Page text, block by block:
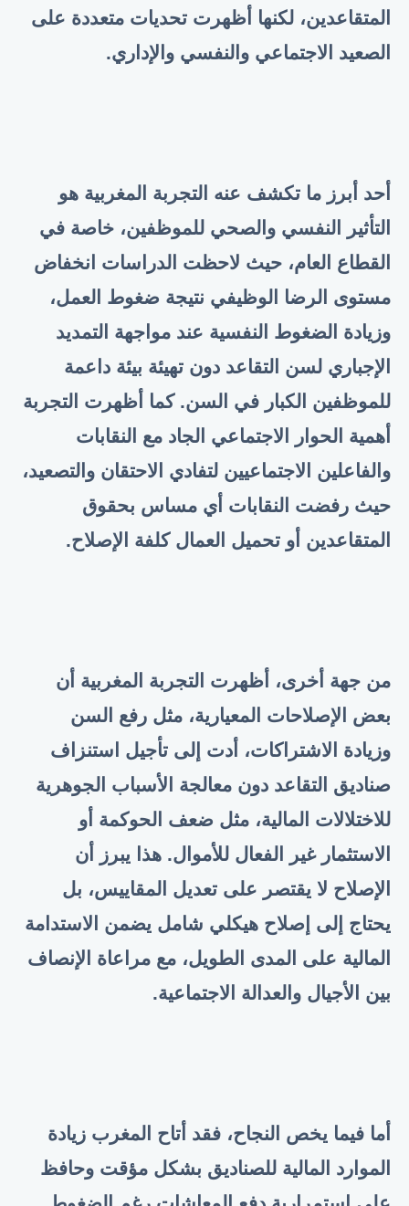
المتقاعدين، لكنها أظهرت تحديات متعددة على
الصعيد الاجتماعي والنفسي والإداري.
أحد أبرز ما تكشف عنه التجربة المغربية هو
التأثير النفسي والصحي للموظفين، خاصة في
القطاع العام، حيث لاحظت الدراسات انخفاض
مستوى الرضا الوظيفي نتيجة ضغوط العمل،
وزيادة الضغوط النفسية عند مواجهة التمديد
الإجباري لسن التقاعد دون تهيئة بيئة داعمة
للموظفين الكبار في السن. كما أظهرت التجربة
أهمية الحوار الاجتماعي الجاد مع النقابات
والفاعلين الاجتماعيين لتفادي الاحتقان والتصعيد،
حيث رفضت النقابات أي مساس بحقوق
المتقاعدين أو تحميل العمال كلفة الإصلاح.
من جهة أخرى، أظهرت التجربة المغربية أن
بعض الإصلاحات المعيارية، مثل رفع السن
وزيادة الاشتراكات، أدت إلى تأجيل استنزاف
صناديق التقاعد دون معالجة الأسباب الجوهرية
للاختلالات المالية، مثل ضعف الحوكمة أو
الاستثمار غير الفعال للأموال. هذا يبرز أن
الإصلاح لا يقتصر على تعديل المقاييس، بل
يحتاج إلى إصلاح هيكلي شامل يضمن الاستدامة
المالية على المدى الطويل، مع مراعاة الإنصاف
بين الأجيال والعدالة الاجتماعية.
أما فيما يخص النجاح، فقد أتاح المغرب زيادة
الموارد المالية للصناديق بشكل مؤقت وحافظ